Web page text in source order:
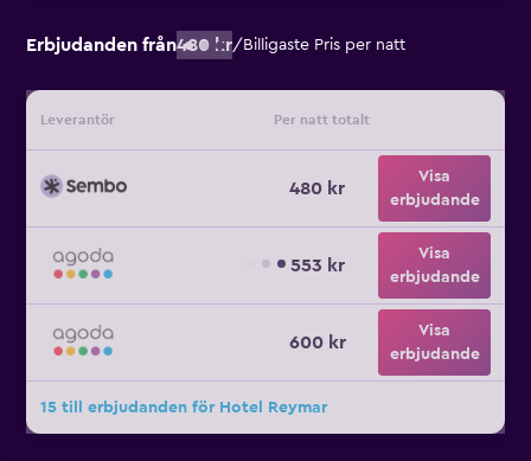
Erbjudanden från480 kr/ Billigaste Pris per natt
Leverantör Per natt totalt
480 kr
Visa
erbjudande
553 kr
Visa
erbjudande
600 kr
Visa
erbjudande
15 till erbjudanden för Hotel Reymar